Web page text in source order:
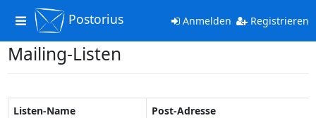
Toggle
navigation
Postorius Anmelden Registrieren
Mailing-Listen
Listen-Name
Post-Adresse